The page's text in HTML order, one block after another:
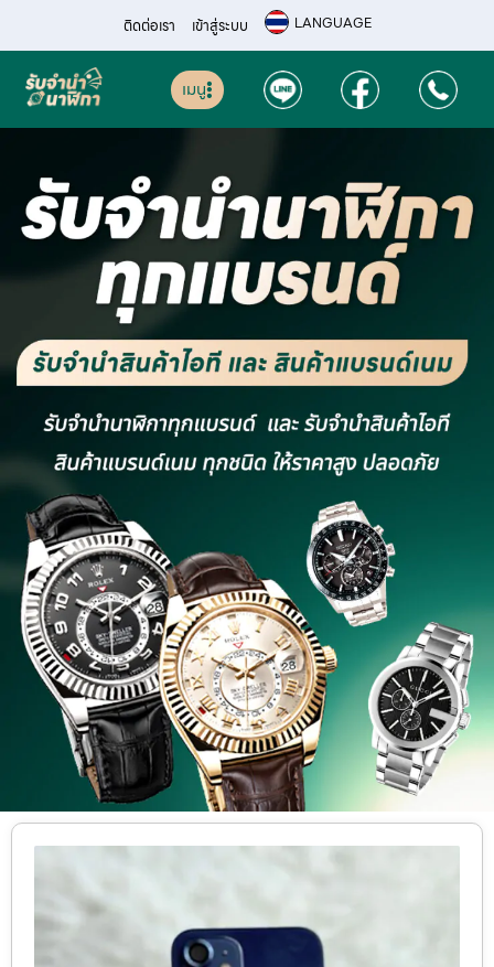
ติดต่อเรา เข้าสู่ระบบ LANGUAGE
เมนู